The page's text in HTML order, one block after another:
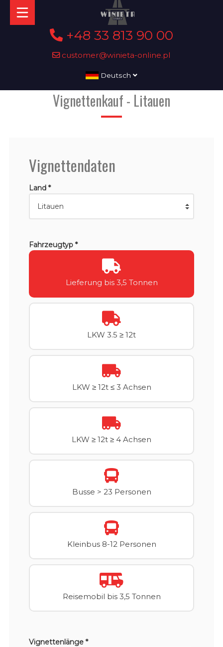
+48 33 813 90 00
customer@winieta-online.pl
Deutsch
Vignettenkauf - Litauen
Vignettendaten
Land *
Fahrzeugtyp *
Lieferung bis 3,5 Tonnen
LKW 3.5 ≥ 12t
LKW ≥ 12t ≤ 3 Achsen
LKW ≥ 12t ≥ 4 Achsen
Busse > 23 Personen
Kleinbus 8-12 Personen
Reisemobil bis 3,5 Tonnen
Vignettenlänge *